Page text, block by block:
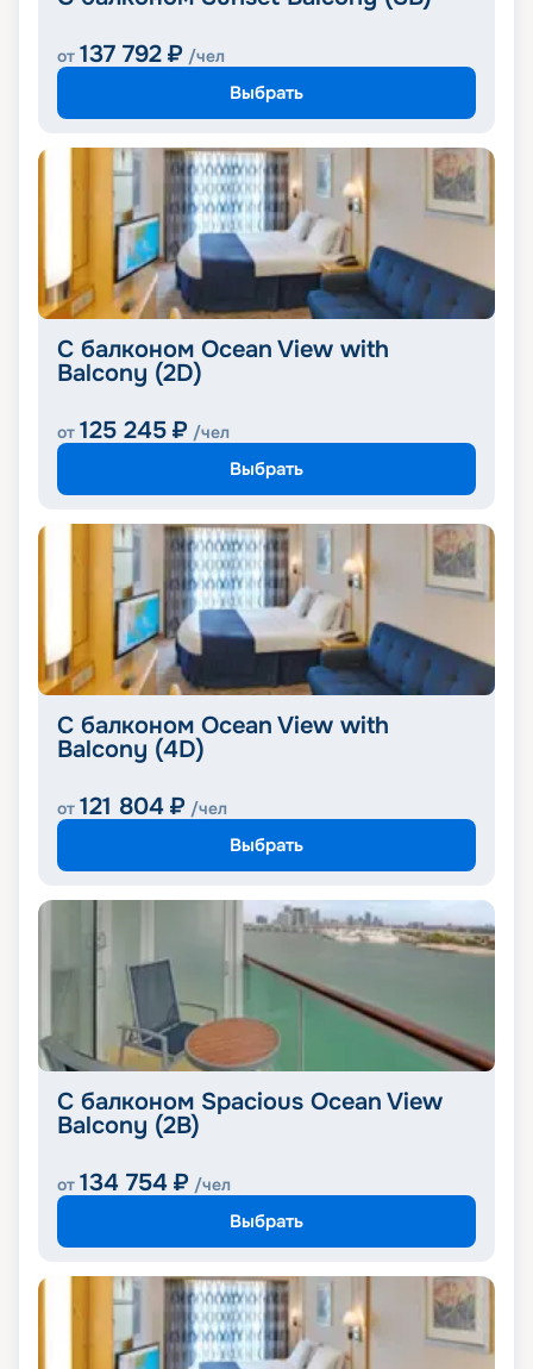
от 137 792 ₽ /чел
Выбрать
С балконом Ocean View with
Balcony (2D)
от 125 245 ₽ /чел
Выбрать
С балконом Ocean View with
Balcony (4D)
от 121 804 ₽ /чел
Выбрать
С балконом Spacious Ocean View
Balcony (2B)
от 134 754 ₽ /чел
Выбрать